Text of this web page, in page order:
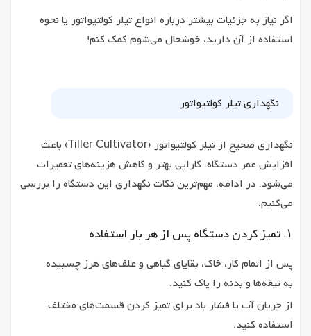
اگر نیاز به جزئیات بیشتر درباره انواع تیلر کولتیواتور یا نحوه
استفاده از آن دارید، خوشحال می‌شوم کمک کنم!
نگهداری تیلر کولتیواتور
نگهداری صحیح از تیلر کولتیواتور (Tiller Cultivator) باعث
افزایش عمر دستگاه، کارایی بهتر و کاهش هزینه‌های تعمیرات
می‌شود. در ادامه، مهم‌ترین نکات نگهداری این دستگاه را بررسی
می‌کنیم:
۱. تمیز کردن دستگاه پس از هر بار استفاده
پس از اتمام کار، خاک، بقایای گیاهی و علف‌های هرز چسبیده
به تیغه‌ها و بدنه را پاک کنید.
از جریان آب یا فشار باد برای تمیز کردن قسمت‌های مختلف
استفاده کنید.